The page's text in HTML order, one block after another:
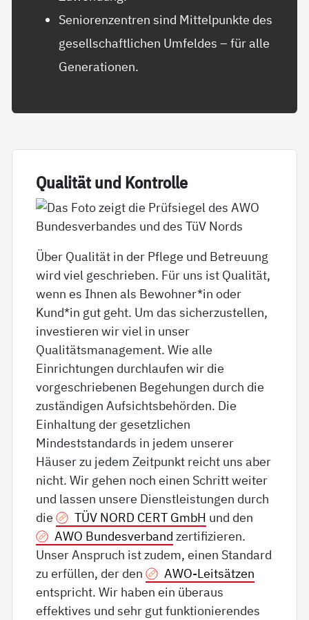
Seniorenzentren sind Mittelpunkte des
gesellschaftlichen Umfeldes – für alle
Generationen.
Qua­li­tät und Kon­trol­le
Über Qualität in der Pflege und Betreuung
wird viel geschrieben. Für uns ist Qualität,
wenn es Ihnen als Bewohner*in oder
Kund*in gut geht. Um das sicherzustellen,
investieren wir viel in unser
Qualitätsmanagement. Wie alle
Einrichtungen durchlaufen wir die
vorgeschriebenen Begehungen durch die
zuständigen Aufsichtsbehörden. Die
Einhaltung der gesetzlichen
Mindeststandards in jedem unserer
Häuser zu jedem Zeitpunkt reicht uns aber
nicht. Wir gehen noch einen Schritt weiter
und lassen unsere Dienstleistungen durch
die
TÜV NORD CERT GmbH und den
AWO Bundesverband zertifizieren.
Unser Anspruch ist zudem, einen Standard
zu erfüllen, der den
AWO-Leitsätzen
entspricht. Wir haben ein überaus
effektives und sehr gut funktionierendes